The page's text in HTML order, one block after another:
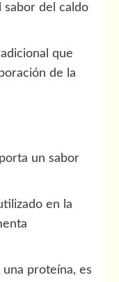
sabor del caldo
que
de la
un sabor
en la
proteína, es